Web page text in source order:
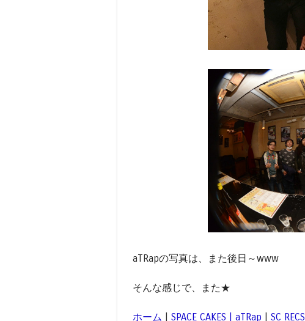
aTRapの写真は、また後日～www
そんな感じで、また★
ホーム SPACE CAKES | aTRap SC RECS